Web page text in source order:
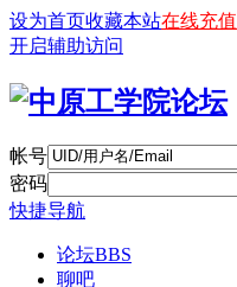
设为首页收藏本站在线充值
开启辅助访问
帐号
密码
快捷导航
论坛BBS
聊吧